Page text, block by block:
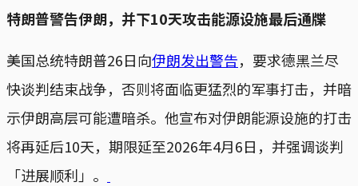
特朗普警告伊朗，并下10天攻击能源设施最后通牒
美国总统特朗普26日向伊朗发出警告，要求德黑兰尽
快谈判结束战争，否则将面临更猛烈的军事打击，并暗
示伊朗高层可能遭暗杀。他宣布对伊朗能源设施的打击
将再延后10天，期限延至2026年4月6日，并强调谈判
「进展顺利」。